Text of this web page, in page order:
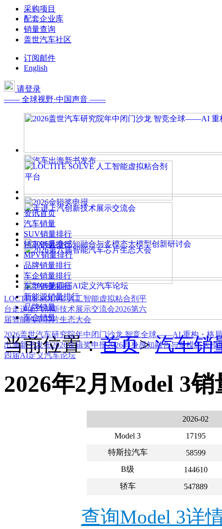
采购项目
配套企业库
销量查询
盖世汽车社区
订阅邮件
English
请登录
—— 全球视野·中国声音 ——
2026盖世汽车研究院年中闭门沙龙 智竞全球——AI 重构・格
出海新书发布2026金辑奖申报2026具身感知融合与多模态大模
四届AI定义汽车论坛
LOCTITE SOLVE 人工智能虚拟粘合剂平
台走进上汽创新技术展示交流会2026第六
届智能汽车芯片生态大会
资讯首页
汽车销量
SUV销量排行
轿车销量排行
MPV销量排行
品牌销量排行
车企销量排行
车型销量排行
新能源销量排行
品牌销量
车企销量
当前位置：首页>汽车销
2026年2月Model 3销
2026-02
Model 3
17195
特斯拉汽车
58599
B级
144610
轿车
547889
查询Model 3详